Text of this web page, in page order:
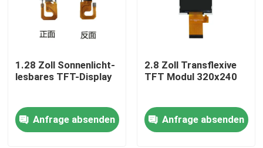
1.28 Zoll Sonnenlicht-
lesbares TFT-Display
Anfrage absenden
2.8 Zoll Transflexive
TFT Modul 320x240
Anfrage absenden